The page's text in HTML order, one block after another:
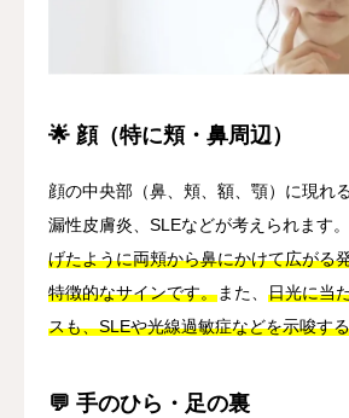
🌟 顔（特に頬・鼻周辺）
顔の中央部（鼻、頬、額、顎）に現れ
漏性皮膚炎、SLEなどが考えられます。
げたように両頬から鼻にかけて広がる
特徴的なサインです。また、 日光に当
スも、SLEや光線過敏症などを示唆す
💬 手のひら・足の裏